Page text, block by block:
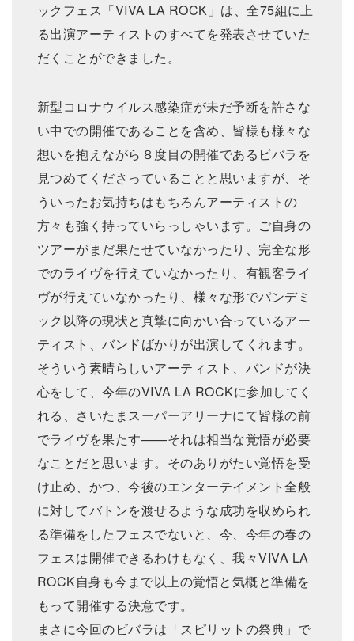
ックフェス「VIVA LA ROCK」は、全75組に上
る出演アーティストのすべてを発表させていた
だくことができました。
新型コロナウイルス感染症が未だ予断を許さな
い中での開催であることを含め、皆様も様々な
想いを抱えながら８度目の開催であるビバラを
見つめてくださっていることと思いますが、そ
ういったお気持ちはもちろんアーティストの
方々も強く持っていらっしゃいます。ご自身の
ツアーがまだ果たせていなかったり、完全な形
でのライヴを行えていなかったり、有観客ライ
ヴが行えていなかったり、様々な形でパンデミ
ック以降の現状と真摯に向かい合っているアー
ティスト、バンドばかりが出演してくれます。
そういう素晴らしいアーティスト、バンドが決
心をして、今年のVIVA LA ROCKに参加してく
れる、さいたまスーパーアリーナにて皆様の前
でライヴを果たす——それは相当な覚悟が必要
なことだと思います。そのありがたい覚悟を受
け止め、かつ、今後のエンターテイメント全般
に対してバトンを渡せるような成功を収められ
る準備をしたフェスでないと、今、今年の春の
フェスは開催できるわけもなく、我々VIVA LA
ROCK自身も今まで以上の覚悟と気概と準備を
もって開催する決意です。
まさに今回のビバラは「スピリットの祭典」で